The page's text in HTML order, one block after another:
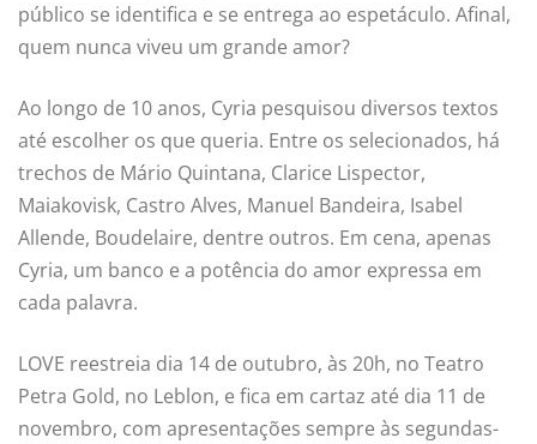
público se identifica e se entrega ao espetáculo. Afinal,
quem nunca viveu um grande amor?
Ao longo de 10 anos, Cyria pesquisou diversos textos
até escolher os que queria. Entre os selecionados, há
trechos de Mário Quintana, Clarice Lispector,
Maiakovisk, Castro Alves, Manuel Bandeira, Isabel
Allende, Boudelaire, dentre outros. Em cena, apenas
Cyria, um banco e a potência do amor expressa em
cada palavra.
LOVE reestreia dia 14 de outubro, às 20h, no Teatro
Petra Gold, no Leblon, e fica em cartaz até dia 11 de
novembro, com apresentações sempre às segundas-